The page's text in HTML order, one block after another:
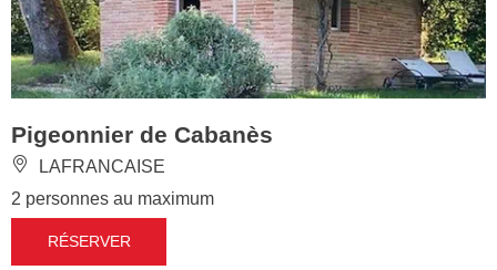
Pigeonnier de Cabanès
LAFRANCAISE
2 personnes au maximum
RÉSERVER